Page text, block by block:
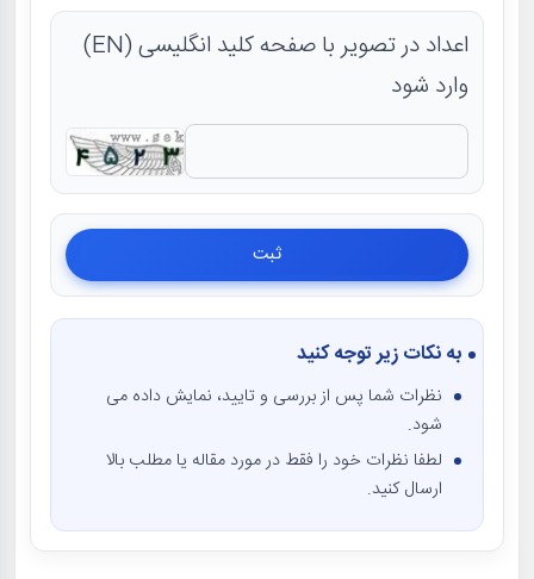
اعداد در تصویر با صفحه کلید انگلیسی (EN)
وارد شود
به نکات زیر توجه کنید
نظرات شما پس از بررسی و تایید، نمایش داده می
شود.
لطفا نظرات خود را فقط در مورد مقاله یا مطلب بالا
ارسال کنید.